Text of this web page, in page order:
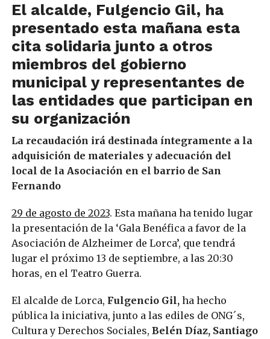
El alcalde, Fulgencio Gil, ha
presentado esta mañana esta
cita solidaria junto a otros
miembros del gobierno
municipal y representantes de
las entidades que participan en
su organización
La recaudación irá destinada íntegramente a la
adquisición de materiales y adecuación del
local de la Asociación en el barrio de San
Fernando
29 de agosto de 2023. Esta mañana ha tenido lugar
la presentación de la ‘Gala Benéfica a favor de la
Asociación de Alzheimer de Lorca’, que tendrá
lugar el próximo 13 de septiembre, a las 20:30
horas, en el Teatro Guerra.
El alcalde de Lorca, Fulgencio Gil, ha hecho
pública la iniciativa, junto a las ediles de ONG´s,
Cultura y Derechos Sociales, Belén Díaz, Santiago